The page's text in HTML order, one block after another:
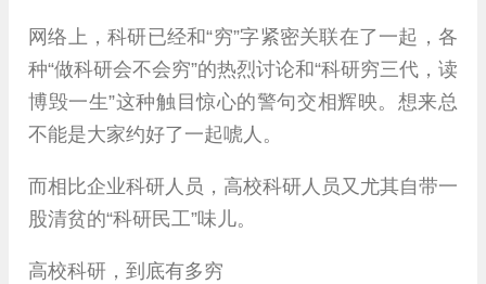
网络上，科研已经和“穷”字紧密关联在了一起，各
种“做科研会不会穷”的热烈讨论和“科研穷三代，读
博毁一生”这种触目惊心的警句交相辉映。想来总
不能是大家约好了一起唬人。
而相比企业科研人员，高校科研人员又尤其自带一
股清贫的“科研民工”味儿。
高校科研，到底有多穷